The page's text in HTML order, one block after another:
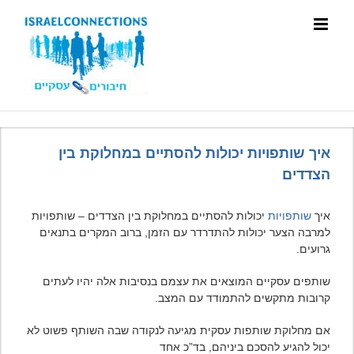
איך שותפויות יכולות להסתיים במחלוקת בין
הצדדים
איך שותפויות יכולות להסתיים במחלוקת בין הצדדים – שותפויות
למרבה הצער יכולות להתדרדר עם הזמן, ברוב המקרים בתנאים
גרועים.
שותפים עסקיים המוצאים את עצמם בנסיבות אלה יהיו לעתים
קרובות מתקשים להתמודד עם המצב.
אם מחלוקת שותפות עסקית מגיעה לנקודה שבה השותף פשוט לא
יכול להגיע להסכם ביניהם, בד”כ אחד